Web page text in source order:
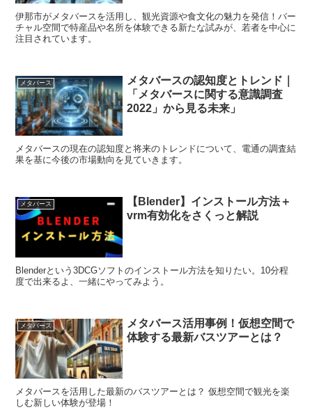
伊那市がメタバースを活用し、観光資源や食文化の魅力を発信！バー
チャル空間で特産品や名所を体験できる新たな試みが、若者を中心に
注目されています。
メタバース
メタバースの認知度とトレンド｜
「メタバースに関する意識調査
2022」から見る未来」
メタバースの現在の認知度と将来のトレンドについて、電通の調査結
果を基に今後の市場動向を見ていきます。
メタバース
【Blender】インストール方法＋
vrm有効化をさくっと解説
Blenderという3DCGソフトのインストール方法を知りたい。10分程
度で出来るよ、一緒にやってみよう。
メタバース
メタバース活用事例！仮想空間で
体験する最新バスツアーとは？
メタバースを活用した最新のバスツアーとは？ 仮想空間で観光を楽
しむ新しい体験が登場！